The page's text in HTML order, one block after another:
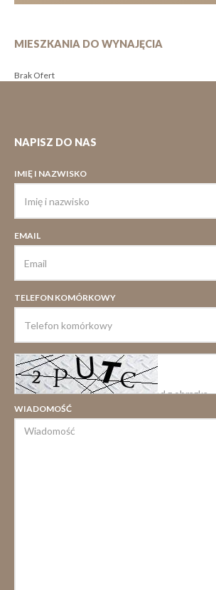
MIESZKANIA DO WYNAJĘCIA
Brak Ofert
NAPISZ DO NAS
IMIĘ I NAZWISKO
EMAIL
TELEFON KOMÓRKOWY
WIADOMOŚĆ